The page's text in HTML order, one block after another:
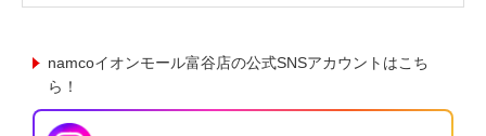
namcoイオンモール富谷店の公式SNSアカウントはこち
ら！